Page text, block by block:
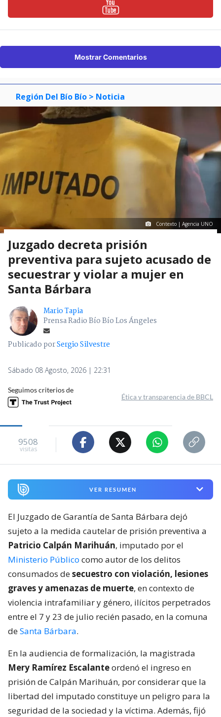
Mostrar Comentarios
Región Del Bío Bío > Noticia
Contexto | Agencia UNO
Juzgado decreta prisión
preventiva para sujeto acusado de
secuestrar y violar a mujer en
Santa Bárbara
Mario Tapia
Prensa Radio Bío Bío Los Ángeles
Publicado porSergio Silvestre
Sábado 08 Agosto, 2026 | 22:31
Seguimos criterios de
Ética y transparencia de BBCL
9508
visitas
VER RESUMEN
El Juzgado de Garantía de Santa Bárbara dejó
sujeto a la medida cautelar de prisión preventiva a
Patricio Calpán Marihuán, imputado por el
Ministerio Público como autor de los delitos
consumados desecuestro con violación, lesiones
graves y amenazas de muerte, en contexto de
violencia intrafamiliar y género, ilícitos perpetrados
entre el 7 y 23 de julio recién pasado, en la comuna
deSanta Bárbara.
En la audiencia de formalización, la magistrada
Mery Ramírez Escalanteordenó el ingreso en
prisión de Calpán Marihuán, por considerar que la
libertad del imputado constituye un peligro para la
seguridad de la sociedad y la víctima. Además, fijó